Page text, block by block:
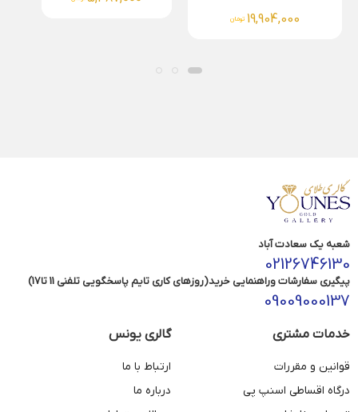
شعبه یک سعادت آباد
02126746130
پیگیری سفارشات وراهنمایی خرید(روزهای کاری تایم پاسخگویی تلفنی 11 تا17)
09009000137
خدمات مشتری
قوانین و مقررات
درگاه اقساطی اسنپ پی
گالری یونس
ارتباط با ما
درباره ما